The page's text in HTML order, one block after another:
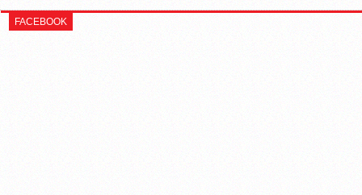
FACEBOOK